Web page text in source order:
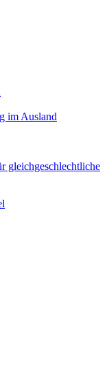
im Ausland
gleichgeschlechtliche